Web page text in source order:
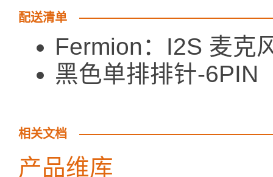
配送清单
Fermion：I2S 麦克
黑色单排排针-
相关文档
产品维库